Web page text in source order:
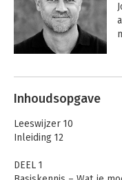
Inhoudsopgave
Leeswijzer 10
Inleiding 12
DEEL 1